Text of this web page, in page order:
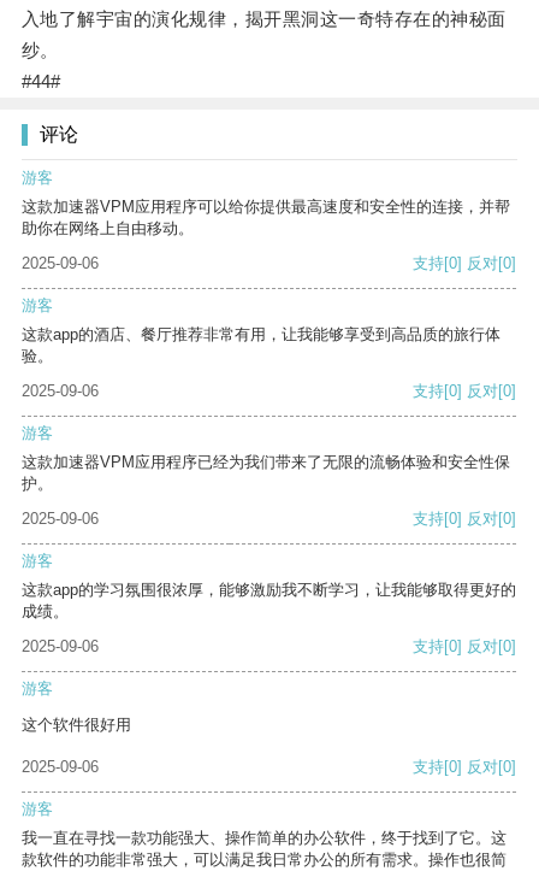
入地了解宇宙的演化规律，揭开黑洞这一奇特存在的神秘面
纱。
#44#
评论
游客
这款加速器VPM应用程序可以给你提供最高速度和安全性的连接，并帮
助你在网络上自由移动。
2025-09-06
支持[0] 反对[0]
游客
这款app的酒店、餐厅推荐非常有用，让我能够享受到高品质的旅行体
验。
2025-09-06
支持[0] 反对[0]
游客
这款加速器VPM应用程序已经为我们带来了无限的流畅体验和安全性保
护。
2025-09-06
支持[0] 反对[0]
游客
这款app的学习氛围很浓厚，能够激励我不断学习，让我能够取得更好的
成绩。
2025-09-06
支持[0] 反对[0]
游客
这个软件很好用
2025-09-06 支持[0] 反对[0]
游客
我一直在寻找一款功能强大、操作简单的办公软件，终于找到了它。这
款软件的功能非常强大，可以满足我日常办公的所有需求。操作也很简